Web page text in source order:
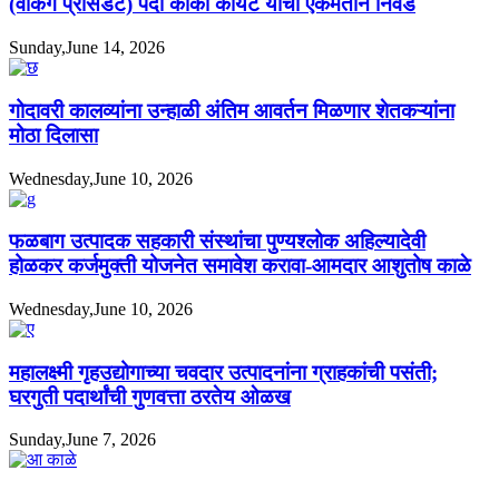
Sunday,June 14, 2026
गोदावरी कालव्यांना उन्हाळी अंतिम आवर्तन मिळणार शेतकऱ्यांना
मोठा दिलासा
Wednesday,June 10, 2026
फळबाग उत्पादक सहकारी संस्थांचा पुण्यश्लोक अहिल्यादेवी
होळकर कर्जमुक्ती योजनेत समावेश करावा-आमदार आशुतोष काळे
Wednesday,June 10, 2026
महालक्ष्मी गृहउद्योगाच्या चवदार उत्पादनांना ग्राहकांची पसंती;
घरगुती पदार्थांची गुणवत्ता ठरतेय ओळख
Sunday,June 7, 2026